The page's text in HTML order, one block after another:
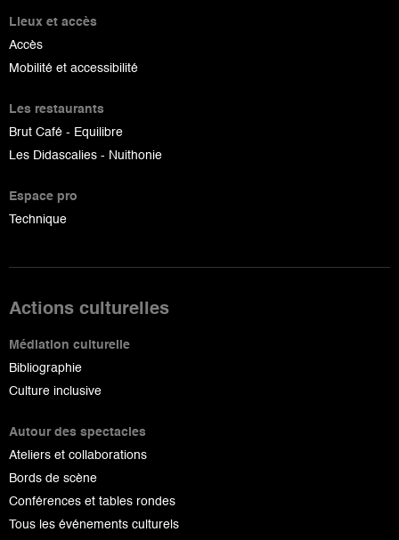
Lieux et accès
Accès
Mobilité et accessibilité
Les restaurants
Brut Café - Equilibre
Les Didascalies - Nuithonie
Espace pro
Technique
Actions culturelles
Médiation culturelle
Bibliographie
Culture inclusive
Autour des spectacles
Ateliers et collaborations
Bords de scène
Conférences et tables rondes
Tous les événements culturels